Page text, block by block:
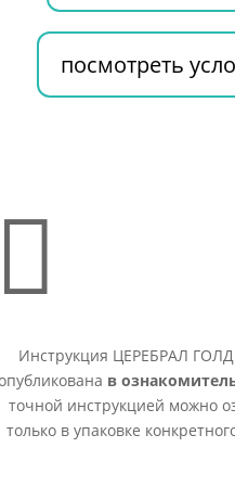
посмотреть
Инструкция ЦЕРЕБРАЛ
в
точной инструкцией можно
только в упаковке